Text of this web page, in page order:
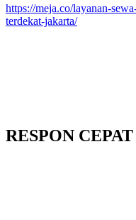
https://meja.co/layanan-
terdekat-jakarta/
RESPON CEPAT